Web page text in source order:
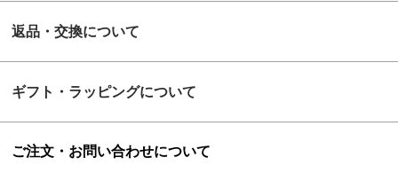
返品・交換について
ギフト・ラッピングについて
ご注文・お問い合わせについて